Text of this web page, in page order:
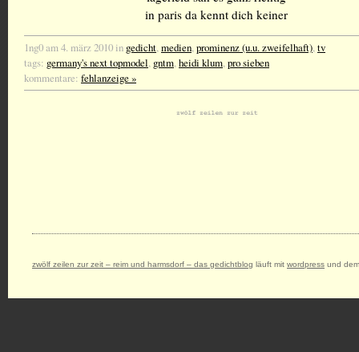
in paris da kennt dich keiner
1ng0 am 4. märz 2010 in gedicht,medien,prominenz (u.u. zweifelhaft),tv
tags: germany's next topmodel, gntm,heidi klum,pro sieben
kommentare: fehlanzeige »
zwölf zeilen zur zeit – reim und harmsdorf – das gedichtblog läuft mit wordpress und